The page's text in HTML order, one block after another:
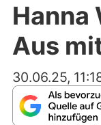
Hanna
Aus
30.06.25,